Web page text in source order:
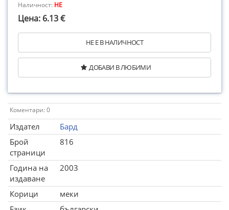
Наличност: НЕ
Цена: 6.13 €
НЕ Е В НАЛИЧНОСТ
ДОБАВИ В ЛЮБИМИ
Коментари: 0
Издател
Бард
Брой
страници
816
Година на
издаване
2003
Корици
меки